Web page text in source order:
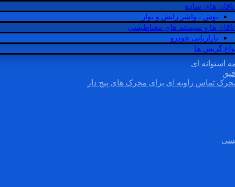
های ساده
بوش ، واشر رانش و نوار
ها و سیستم های مغناطیسی
بازاریابی خودرو
گریس ها
استوانه ای
تماس زاویه ای برای محرک های پیچ دار